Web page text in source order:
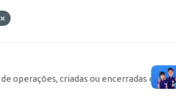
operações, criadas ou encerradas em